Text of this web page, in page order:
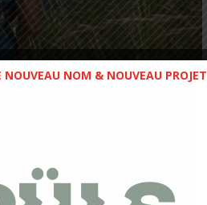
NOUVEAU NOM & NOUVEAU PROJET